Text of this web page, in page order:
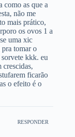
como as que a
não me
mais prático,
os ovos 1 a
uma xic
tomar o
kkk. eu
crescidas,
ficarão
o efeito é o
RESPONDER